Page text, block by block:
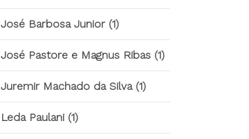
José Barbosa Junior (1)
José Pastore e Magnus Ribas (1)
Juremir Machado da Silva (1)
Leda Paulani (1)